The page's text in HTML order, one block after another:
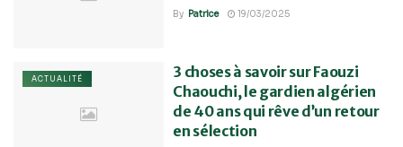
By Patrice 19/03/2025
ACTUALITÉ
3 choses à savoir sur Faouzi
Chaouchi, le gardien algérien
de 40 ans qui rêve d’un retour
en sélection